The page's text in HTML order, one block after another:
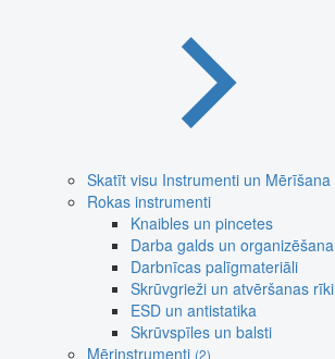
Skatīt visu Instrumenti un Mērīšana
Rokas instrumenti
Knaibles un pincetes
Darba galds un organizēšana
Darbnīcas palīgmateriāli
Skrūvgrieži un atvēršanas rīki
ESD un antistatika
Skrūvspīles un balsti
Mērinstrumenti (2)